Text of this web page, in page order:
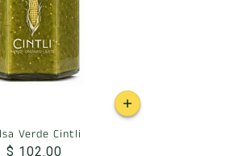
Verde Cintli
$ 102.00